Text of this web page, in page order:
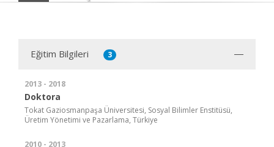
Eğitim Bilgileri 3
2013 - 2018
Doktora
Tokat Gaziosmanpaşa Üniversitesi, Sosyal Bilimler Enstitüsü,
Üretim Yönetimi ve Pazarlama, Türkiye
2010 - 2013